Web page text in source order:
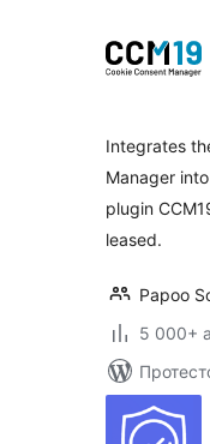
Integrates
Manager
plugin
leased.
Papoo
5 000+